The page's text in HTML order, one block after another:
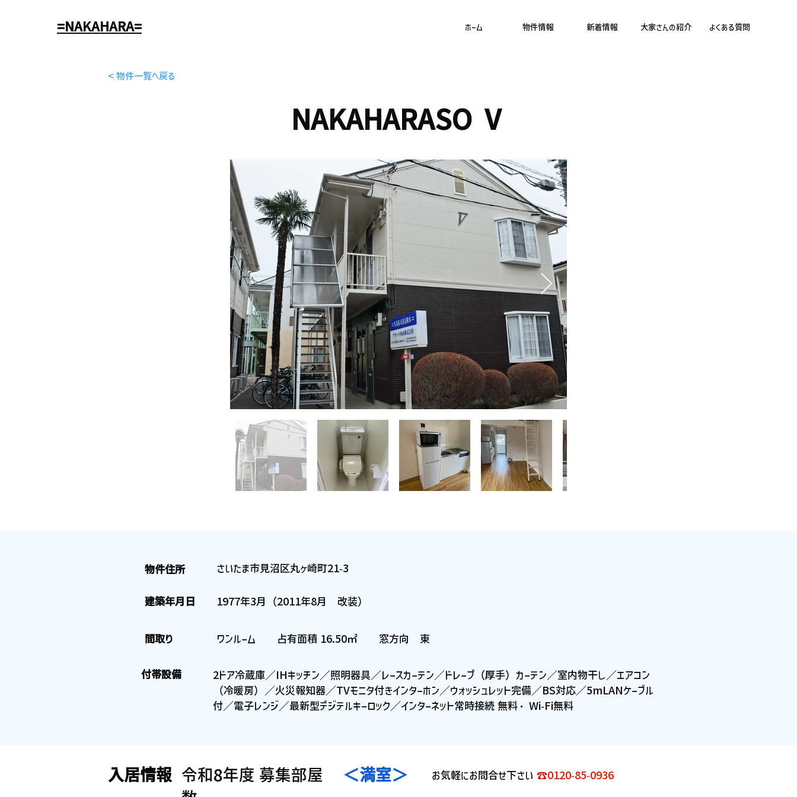
=NAKAHARA= ホーム 物件情報 新着情報 大家さんの紹介 よくある質問
< 物件一覧へ戻る
NAKAHARASO Ⅴ
物件住所
建築年月日
間取り
付帯設備
さいたま市見沼区丸ヶ崎町21-3
1977年3月（2011年8月 改装）
ワンルーム 占有面積 16.50㎡ 窓方向 東
2ドア冷蔵庫／IHキッチン／照明器具／レースカーテン／ドレープ（厚手）カーテン／室内物干し／エアコン
（冷暖房）／火災報知器／TVモニタ付きインターホン／ウォッシュレット完備／BS対応／5mLANケーブル
付／電子レンジ／最新型デジテルキーロック／インターネット常時接続 無料・ Wi-Fi無料
入居情報 令和8年度 募集部屋
＜満室＞ お気軽にお問合せ下さい ☎0120-85-0936